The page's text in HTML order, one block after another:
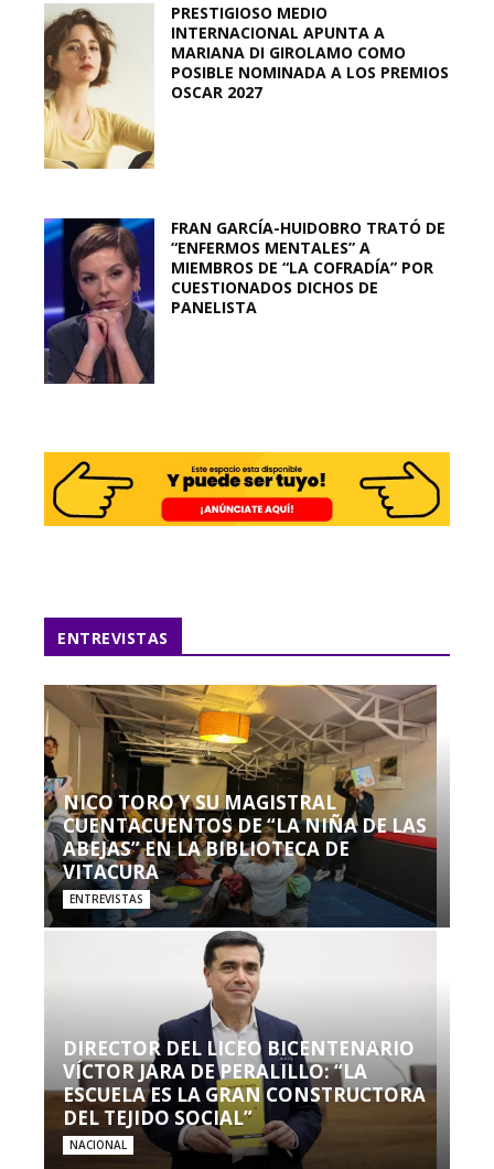
PRESTIGIOSO MEDIO
INTERNACIONAL APUNTA A
MARIANA DI GIROLAMO COMO
POSIBLE NOMINADA A LOS PREMIOS
OSCAR 2027
FRAN GARCÍA-HUIDOBRO TRATÓ DE
“ENFERMOS MENTALES” A
MIEMBROS DE “LA COFRADÍA” POR
CUESTIONADOS DICHOS DE
PANELISTA
ENTREVISTAS
NICO TORO Y SU MAGISTRAL
CUENTACUENTOS DE “LA NIÑA DE LAS
ABEJAS” EN LA BIBLIOTECA DE
VITACURA
ENTREVISTAS
DIRECTOR DEL LICEO BICENTENARIO
VÍCTOR JARA DE PERALILLO: “LA
ESCUELA ES LA GRAN CONSTRUCTORA
DEL TEJIDO SOCIAL”
NACIONAL